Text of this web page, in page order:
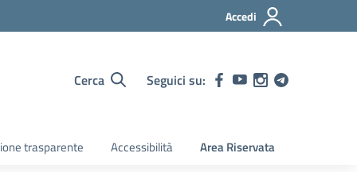
Accedi
Cerca Seguici su:
trasparente Accessibilità Area Riservata